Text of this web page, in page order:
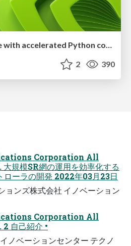
Getting science done with accelerated Python computing platforms
2 390
Corporation All
規模SR網の運⽤を効率化する
ローラの開発 2022年03⽉23⽇
ョンズ株式会社 イノベーション
Corporation All
⾃⼰紹介 •
ノベーションセンター テクノ